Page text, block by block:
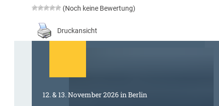
(Noch keine Bewertung)
Druckansicht
12. & 13. November 2026 in Berlin